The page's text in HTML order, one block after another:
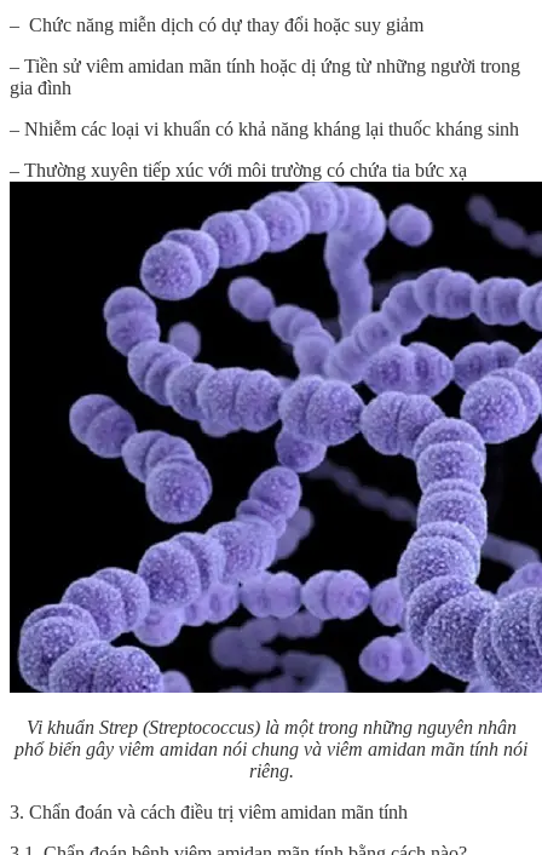
– Chức năng miễn dịch có dự thay đổi hoặc suy giảm
– Tiền sử viêm amidan mãn tính hoặc dị ứng từ những người trong
gia đình
– Nhiễm các loại vi khuẩn có khả năng kháng lại thuốc kháng sinh
– Thường xuyên tiếp xúc với môi trường có chứa tia bức xạ
Vi khuẩn Strep (Streptococcus) là một trong những nguyên nhân
phổ biến gây viêm amidan nói chung và viêm amidan mãn tính nói
riêng.
3. Chẩn đoán và cách điều trị viêm amidan mãn tính